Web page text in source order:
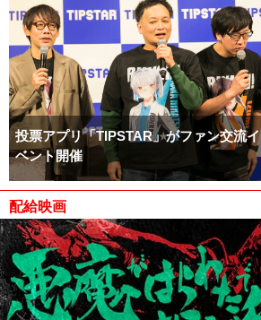
投票アプリ「TIPSTAR」がファン交流イ
ベント開催
配給映画